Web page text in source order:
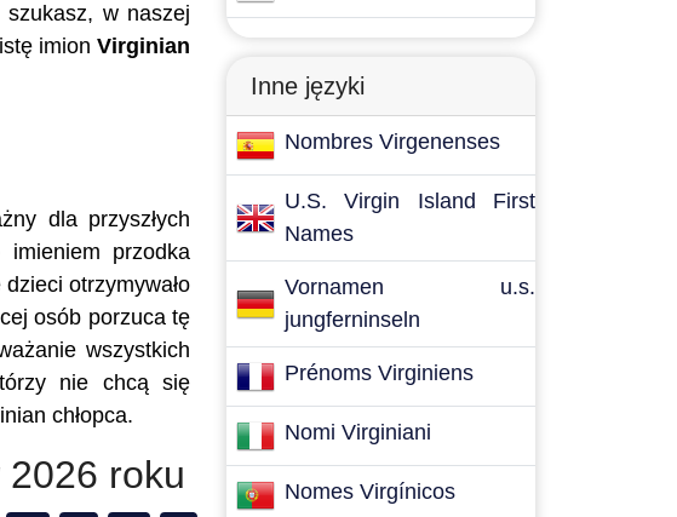
szukasz, w naszej
imion Virginian
dla przyszłych
imieniem przodka
otrzymywało
osób porzuca tę
wszystkich
nie chcą się
chłopca.
2026 roku
Inne języki
Nombres Virgenenses
U.S. Virgin Island First
Names
Vornamen u.s.
jungferninseln
Prénoms Virginiens
Nomi Virginiani
Nomes Virgínicos